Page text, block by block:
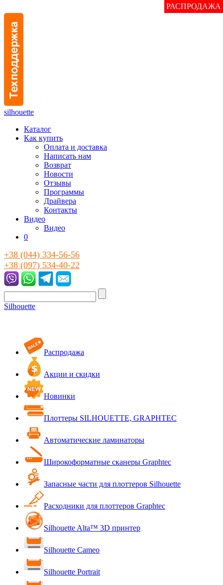
silhouette
Каталог
Как купить
Оплата и доставка
Написать нам
Возврат
Новости
Отзывы
Программы
Драйвера
Контакты
Видео
Видео
0
+38 (044) 334-56-56
+38 (097) 534-40-22
Silhouette
Распродажа
Акции и скидки
Новинки
Плоттеры SILHOUETTE, GRAPHTEC
Автоматические ламинаторы
Широкоформатные сканеры Graphtec
Запасные части для плоттеров Silhouette
Расходники для плоттеров Graphtec
Silhouette Alta™ 3D принтер
Silhouette Cameo
Silhouette Portrait
РАСПРОДАЖА
РАСПРОДАЖА
РАСПРОДАЖА
РАСПРОДАЖА
РАСПРОДАЖА